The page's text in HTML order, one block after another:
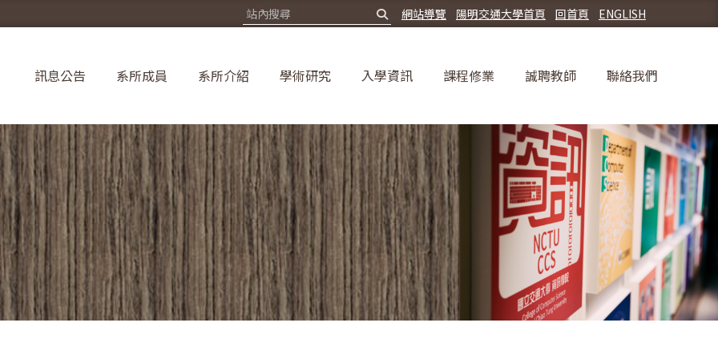
ENGLISH
回首頁
陽明交通大學首頁
網站導覽
訊息公告 系所成員 系所介紹 學術研究 入學資訊 課程修業 誠聘教師 聯絡我們